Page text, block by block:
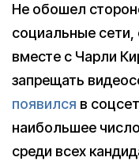
Не обошел
социальные
вместе с Чарли
запрещать
появился в
наибольшее
среди всех